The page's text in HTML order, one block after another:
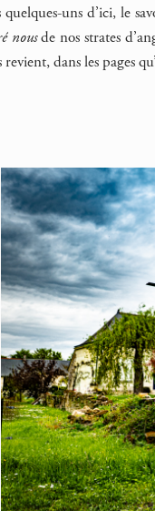
quelques-uns d’ici, le
nousde nos strates
dans les pages